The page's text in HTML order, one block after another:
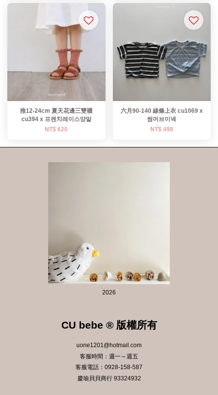
推12-24cm 夏天花邊三雙襪
cu394 x 프렌치레이스양말
NT$ 620
六月90-140 線條上衣 cu1069 x
썸머브이넥
NT$ 498
2026
CU bebe ® 版權所有
uone1201@hotmail.com
客服時間：週一～週五
客服電話：0928-158-587
慶瑜貝貝商行 93324932